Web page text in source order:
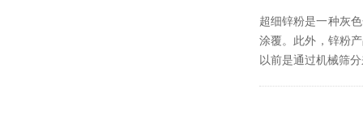
超细锌粉是一种灰色
涂覆。此外，锌粉
以前是通过机械筛分